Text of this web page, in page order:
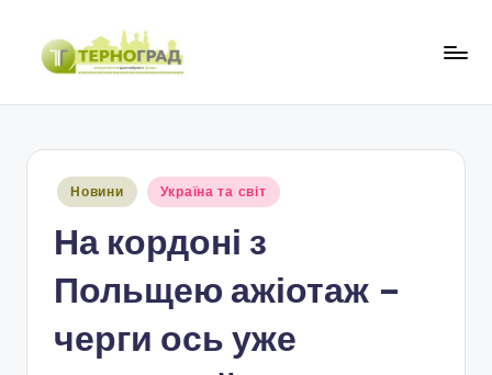
Перейти
Опубліковано
Новини Україна та світ
На кордоні з
Польщею ажіотаж –
черги ось уже